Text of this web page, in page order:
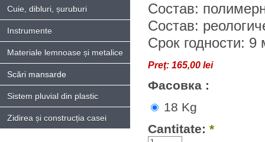
Cuie, dibluri, șuruburi
Instrumente
Materiale lemnoase și metalice
Scări mansarde
Sistem pluvial din plastic
Zidirea și construcția casei
Состав:
Состав:
Срок годности: 9
Preţ: 165,00 lei
Фасовка :
18 Kg
Cantitate: *